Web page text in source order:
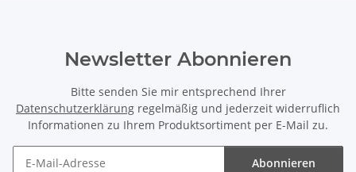
Newsletter Abonnieren
Bitte senden Sie mir entsprechend Ihrer
Datenschutzerklärung regelmäßig und jederzeit widerruflich
Informationen zu Ihrem Produktsortiment per E-Mail zu.
Abonnieren